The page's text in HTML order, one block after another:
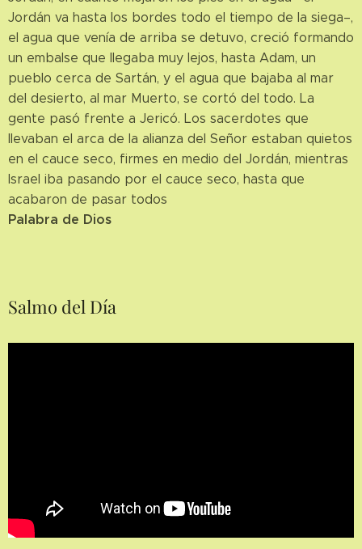
Jordán va hasta los bordes todo el tiempo de la siega–,
el agua que venía de arriba se detuvo, creció formando
un embalse que llegaba muy lejos, hasta Adam, un
pueblo cerca de Sartán, y el agua que bajaba al mar
del desierto, al mar Muerto, se cortó del todo. La
gente pasó frente a Jericó. Los sacerdotes que
llevaban el arca de la alianza del Señor estaban quietos
en el cauce seco, firmes en medio del Jordán, mientras
Israel iba pasando por el cauce seco, hasta que
acabaron de pasar todos
Palabra de Dios
Salmo del Día